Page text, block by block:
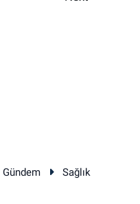
Gündem
Sağlık